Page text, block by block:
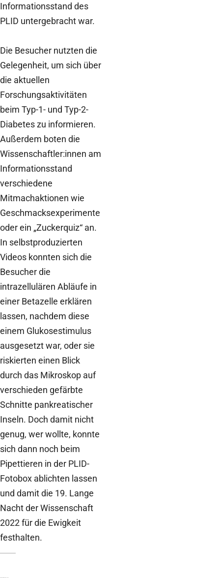
Informationsstand des
PLID untergebracht war.
Die Besucher nutzten die
Gelegenheit, um sich über
die aktuellen
Forschungsaktivitäten
beim Typ-1- und Typ-2-
Diabetes zu informieren.
Außerdem boten die
Wissenschaftler:innen am
Informationsstand
verschiedene
Mitmachaktionen wie
Geschmacksexperimente
oder ein „Zuckerquiz“ an.
In selbstproduzierten
Videos konnten sich die
Besucher die
intrazellulären Abläufe in
einer Betazelle erklären
lassen, nachdem diese
einem Glukosestimulus
ausgesetzt war, oder sie
riskierten einen Blick
durch das Mikroskop auf
verschieden gefärbte
Schnitte pankreatischer
Inseln. Doch damit nicht
genug, wer wollte, konnte
sich dann noch beim
Pipettieren in der PLID-
Fotobox ablichten lassen
und damit die 19. Lange
Nacht der Wissenschaft
2022 für die Ewigkeit
festhalten.